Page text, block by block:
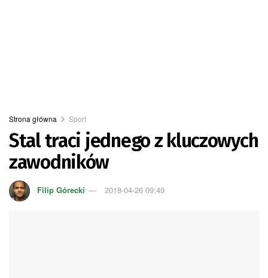
Strona główna Sport
Stal traci jednego z kluczowych
zawodników
Filip Górecki 2018-04-26 09:49